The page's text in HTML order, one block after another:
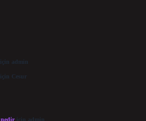
admin
Cesur
için admin